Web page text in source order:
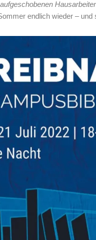
endlich wieder – und